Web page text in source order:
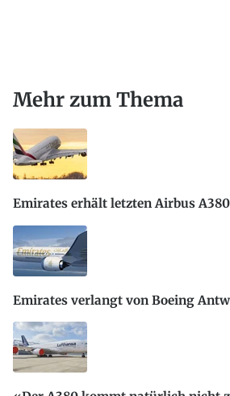
Mehr zum Thema
Emirates erhält letzten Airbus
Emirates verlangt von Boeing